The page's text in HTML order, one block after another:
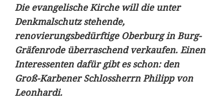
Die evangelische Kirche will die unter
Denkmalschutz stehende,
renovierungsbedürftige Oberburg in Burg-
Gräfenrode überraschend verkaufen. Einen
Interessenten dafür gibt es schon: den
Groß-Karbener Schlossherrn Philipp von
Leonhardi.